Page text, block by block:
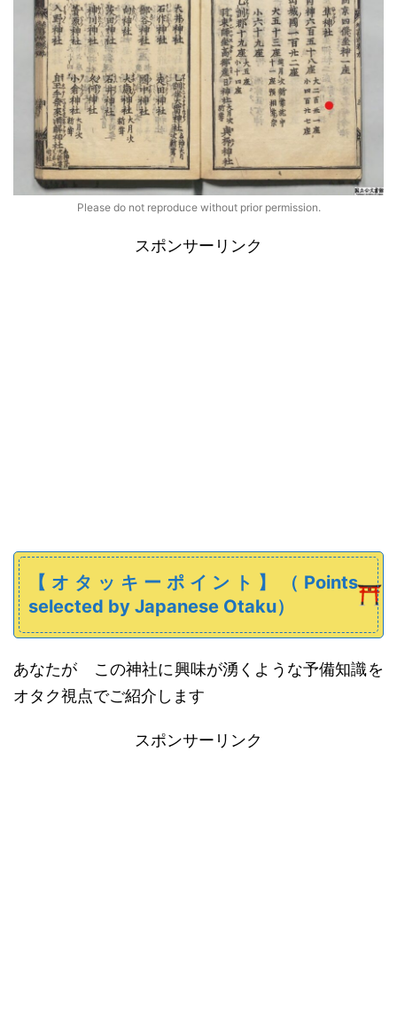
Please do not reproduce without prior permission.
スポンサーリンク
【オタッキーポイント】 （ Points
selected by Japanese Otaku）
あなたが この神社に興味が湧くような予備知識を
オタク視点でご紹介します
スポンサーリンク